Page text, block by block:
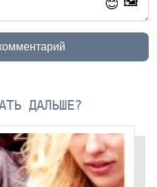
😊
ДАЛЬШЕ?